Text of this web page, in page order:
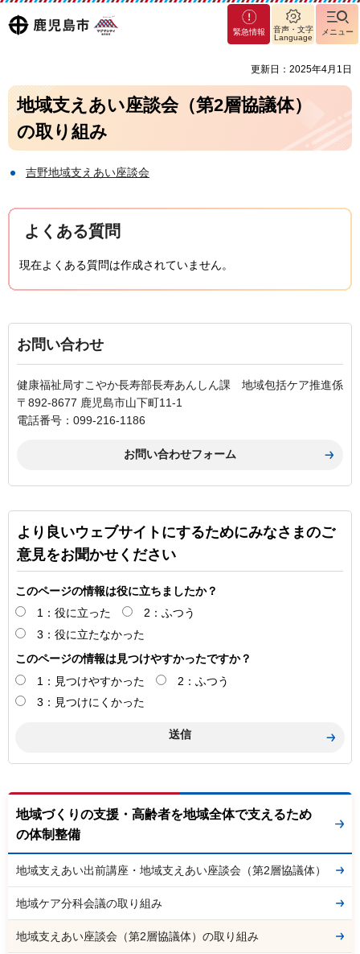
鹿児島
マグ
マシ
緊急情報
音声・文字
Language
メニュー
更新日：2025年4月1日
地域支えあい座談会（第2層協議体）
の取り組み
吉野地域支えあい座談会
よくある質問
現在よくある質問は作成されていません。
お問い合わせ
健康福祉局すこやか長寿部長寿あんしん課 地域包括ケア推進係
〒892-8677 鹿児島市山下町11-1
電話番号：099-216-1186
より良いウェブサイトにするためにみなさまのご
意見をお聞かせください
このページの情報は役に立ちましたか？
1：役に立った
2：ふつう
3：役に立たなかった
このページの情報は見つけやすかったですか？
1：見つけやすかった
2：ふつう
3：見つけにくかった
地域づくりの支援・高齢者を地域全体で支えるため
の体制整備
地域支えあい出前講座・地域支えあい座談会（第2層協議体）
地域ケア分科会議の取り組み
地域支えあい座談会（第2層協議体）の取り組み